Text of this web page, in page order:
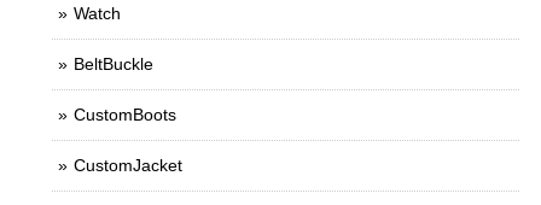
Watch
BeltBuckle
CustomBoots
CustomJacket